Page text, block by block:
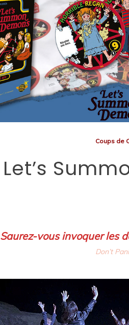
Coups de
Let’s
Saurez-vous invoquer les
Don’t